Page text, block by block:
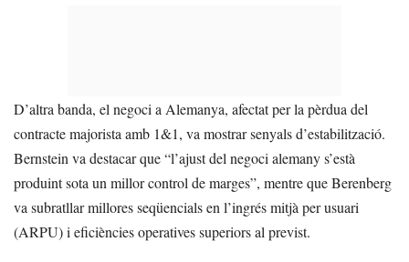
D’altra banda, el negoci a Alemanya, afectat per la pèrdua del
contracte majorista amb 1&1, va mostrar senyals d’estabilització.
Bernstein va destacar que “l’ajust del negoci alemany s’està
produint sota un millor control de marges”, mentre que Berenberg
va subratllar millores seqüencials en l’ingrés mitjà per usuari
(ARPU) i eficiències operatives superiors al previst.